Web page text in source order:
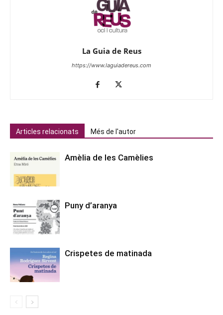
La Guia de Reus
https://www.laguiadereus.com
Articles relacionats Més de l'autor
Amèlia de les Camèlies
Puny d’aranya
Crispetes de matinada